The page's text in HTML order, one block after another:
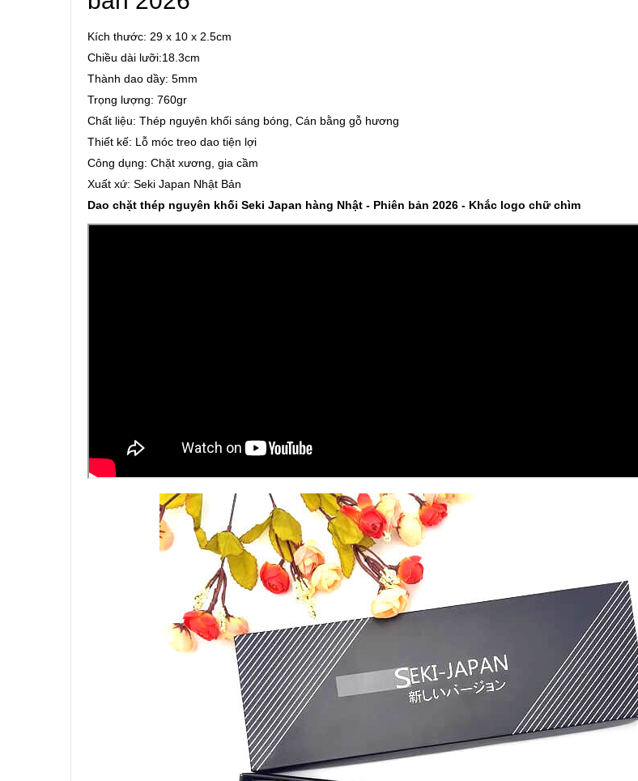
Kích thước: 29 x 10 x 2.5cm
Chiều dài lưỡi:18.3cm
Thành dao dầy: 5mm
Trọng lượng: 760gr
Chất liệu: Thép nguyên khối sáng bóng, Cán bằng gỗ hương
Thiết kế: Lỗ móc treo dao tiện lợi
Công dụng: Chặt xương, gia cầm
Xuất xứ: Seki Japan Nhật Bản
Dao chặt thép nguyên khối Seki Japan hàng Nhật - Phiên bản 2026 - Khắc logo chữ chìm
350.000 ₫